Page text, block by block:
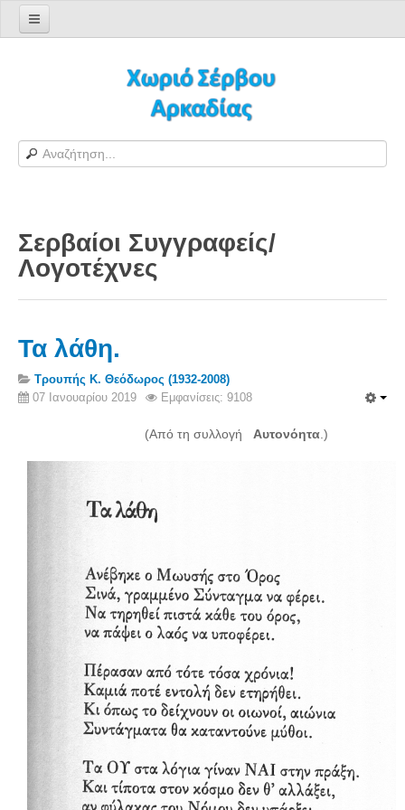
Φόρμα εγγραφής χρήστη
H Ιστοσελίδα μας
Αράπηδες
Αξιοθέατα
Σέρβου και Δήμος Γορτυνίας
Σερβαίοι
Σερβαίοι Αγωνιστές/Πεσόντες
Σερβαίοι για το Σέρβου
Εφημερίδα Αρτοζήνος
Ηλεκτρονική έκδοση Αρτοζήνου
Θέματα και δράσεις Συνδέσμου
Ανακοινώσεις
Η ιστοσελίδα μας
Χάρτης του Site (Sitemap)
Επικοινωνία
Σερβαίοι Συγγραφείς/
Λογoτέχνες
Τα λάθη.
Τρουπής Κ. Θεόδωρος (1932-2008)
07 Ιανουαρίου 2019
Εμφανίσεις: 9108
(Από τη συλλογή Αυτονόητα .)